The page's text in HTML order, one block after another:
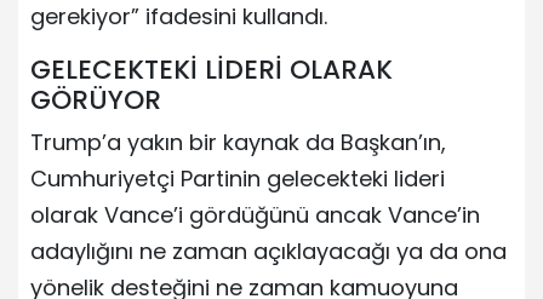
gerekiyor” ifadesini kullandı.
GELECEKTEKİ LİDERİ OLARAK
GÖRÜYOR
Trump’a yakın bir kaynak da Başkan’ın,
Cumhuriyetçi Partinin gelecekteki lideri
olarak Vance’i gördüğünü ancak Vance’in
adaylığını ne zaman açıklayacağı ya da ona
yönelik desteğini ne zaman kamuoyuna